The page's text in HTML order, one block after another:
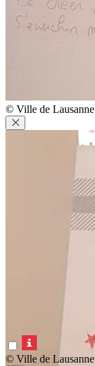
© Ville de Lausanne
© Ville de Lausanne